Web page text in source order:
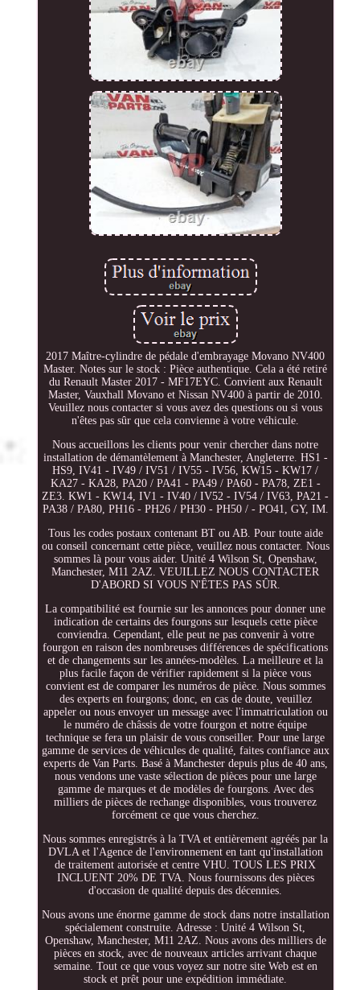
2017 Maître-cylindre de pédale d'embrayage Movano NV400
Master. Notes sur le stock : Pièce authentique. Cela a été retiré
du Renault Master 2017 - MF17EYC. Convient aux Renault
Master, Vauxhall Movano et Nissan NV400 à partir de 2010.
Veuillez nous contacter si vous avez des questions ou si vous
n'êtes pas sûr que cela convienne à votre véhicule.
Nous accueillons les clients pour venir chercher dans notre
installation de démantèlement à Manchester, Angleterre. HS1 -
HS9, IV41 - IV49 / IV51 / IV55 - IV56, KW15 - KW17 /
KA27 - KA28, PA20 / PA41 - PA49 / PA60 - PA78, ZE1 -
ZE3. KW1 - KW14, IV1 - IV40 / IV52 - IV54 / IV63, PA21 -
PA38 / PA80, PH16 - PH26 / PH30 - PH50 / - PO41, GY, IM.
Tous les codes postaux contenant BT ou AB. Pour toute aide
ou conseil concernant cette pièce, veuillez nous contacter. Nous
sommes là pour vous aider. Unité 4 Wilson St, Openshaw,
Manchester, M11 2AZ. VEUILLEZ NOUS CONTACTER
D'ABORD SI VOUS N'ÊTES PAS SÛR.
La compatibilité est fournie sur les annonces pour donner une
indication de certains des fourgons sur lesquels cette pièce
conviendra. Cependant, elle peut ne pas convenir à votre
fourgon en raison des nombreuses différences de spécifications
et de changements sur les années-modèles. La meilleure et la
plus facile façon de vérifier rapidement si la pièce vous
convient est de comparer les numéros de pièce. Nous sommes
des experts en fourgons; donc, en cas de doute, veuillez
appeler ou nous envoyer un message avec l'immatriculation ou
le numéro de châssis de votre fourgon et notre équipe
technique se fera un plaisir de vous conseiller. Pour une large
gamme de services de véhicules de qualité, faites confiance aux
experts de Van Parts. Basé à Manchester depuis plus de 40 ans,
nous vendons une vaste sélection de pièces pour une large
gamme de marques et de modèles de fourgons. Avec des
milliers de pièces de rechange disponibles, vous trouverez
forcément ce que vous cherchez.
Nous sommes enregistrés à la TVA et entièrement agréés par la
DVLA et l'Agence de l'environnement en tant qu'installation
de traitement autorisée et centre VHU. TOUS LES PRIX
INCLUENT 20% DE TVA. Nous fournissons des pièces
d'occasion de qualité depuis des décennies.
Nous avons une énorme gamme de stock dans notre installation
spécialement construite. Adresse : Unité 4 Wilson St,
Openshaw, Manchester, M11 2AZ. Nous avons des milliers de
pièces en stock, avec de nouveaux articles arrivant chaque
semaine. Tout ce que vous voyez sur notre site Web est en
stock et prêt pour une expédition immédiate.